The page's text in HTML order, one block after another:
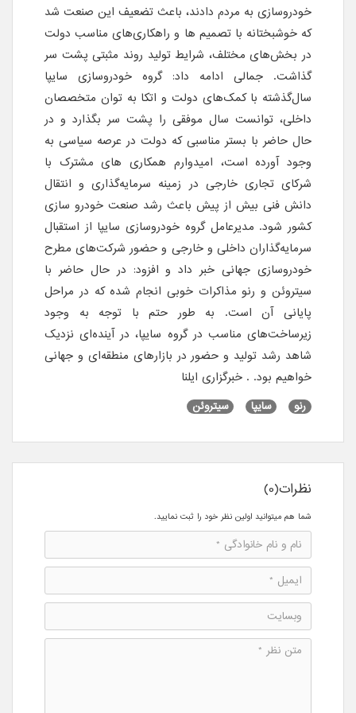
خودروسازی به مردم دادند، باعث تضعیف این صنعت شد
که خوشبختانه با تصمیم ها و راهکاری‌های مناسب دولت
در بخش‌های مختلف، شرایط تولید روند مثبتی پشت سر
گذاشت. جمالی ادامه داد: گروه خودروسازی سایپا
سال‌گذشته با کمک‌های دولت و اتکا به توان متخصصان
داخلی، توانست سال موفقی را پشت سر بگذارد و در
حال حاضر با بستر مناسبی که دولت در عرصه سیاسی به
وجود آورده است، امیدوارم همکاری های مشترک با
شرکای تجاری خارجی در زمینه سرمایه‌گذاری و انتقال
دانش فنی بیش از پیش باعث رشد صنعت خودرو سازی
کشور شود. مدیرعامل گروه خودروسازی سایپا از استقبال
سرمایه‌گذاران داخلی و خارجی و حضور شرکت‌های مطرح
خودروسازی جهانی خبر داد و افزود: در حال حاضر با
سیتروئن و رنو مذاکرات خوبی انجام شده که در مراحل
پایانی آن است. به طور حتم با توجه به وجود
زیرساخت‌های مناسب در گروه سایپا، در آینده‌ای نزدیک
شاهد رشد تولید و حضور در بازارهای منطقه‌ای و جهانی
خواهیم بود. . خبرگزاری ایلنا
رنو سایپا سیتروئن
نظرات(0)
شما هم میتوانید اولین نظر خود را ثبت نمایید.